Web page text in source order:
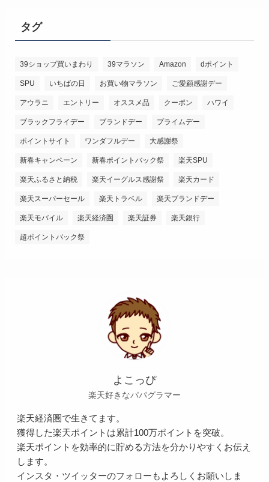
タグ
39ショップ買いまわり 39マラソン Amazon dポイント
SPU いちばの日 お買い物マラソン ご愛顧感謝デー
アウラニ エントリー オススメ品 クーポン ハワイ
ブラックフライデー ブランドデー プライムデー
ポイントサイト ワンダフルデー 大感謝祭
新春キャンペーン 新春ポイントバック祭 楽天SPU
楽天ふるさと納税 楽天イーグルス感謝祭 楽天カード
楽天スーパーセール 楽天トラベル 楽天ブランドデー
楽天モバイル 楽天経済圏 楽天証券 楽天銀行
超ポイントバック祭
よこっぴ
楽天好きなパパグラマー
楽天経済圏で生きてます。
獲得した楽天ポイントは累計100万ポイントを突破。
楽天ポイントを効率的に貯める方法を分かりやすくお伝え
します。
インスタ・ツイッターのフォローもよろしくお願いしま